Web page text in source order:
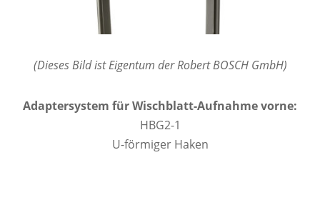
(Dieses Bild ist Eigentum der Robert BOSCH GmbH)
Adaptersystem für Wischblatt-Aufnahme vorne:
HBG2-1
U-förmiger Haken